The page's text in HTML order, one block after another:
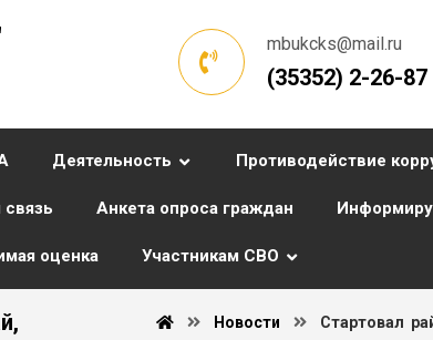
mbukcks@mail.ru
(35352) 2-26-87
Деятельность Противодействие
связь Анкета опроса граждан
оценка Участникам СВО
Новости
Стартовал